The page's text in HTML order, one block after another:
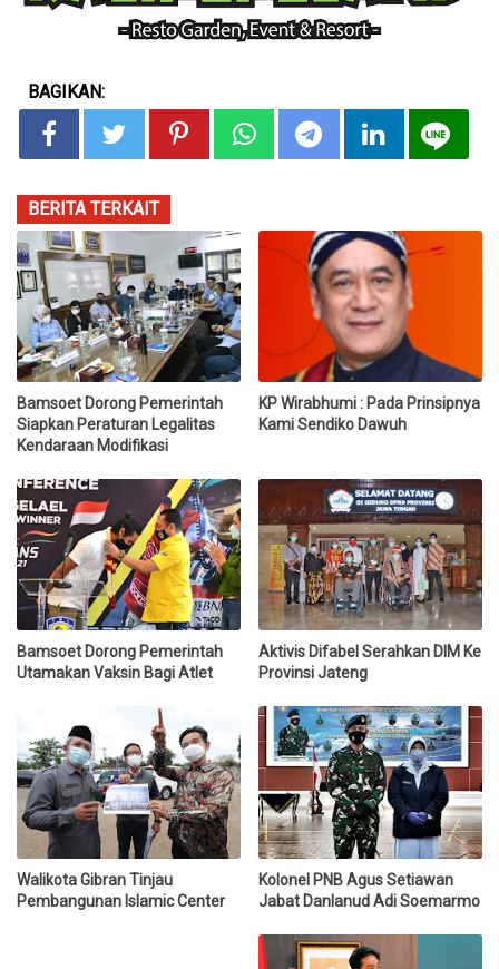
BAGIKAN:
BERITA TERKAIT
Bamsoet Dorong Pemerintah
Siapkan Peraturan Legalitas
Kendaraan Modifikasi
KP Wirabhumi : Pada Prinsipnya
Kami Sendiko Dawuh
Bamsoet Dorong Pemerintah
Utamakan Vaksin Bagi Atlet
Aktivis Difabel Serahkan DIM Ke
Provinsi Jateng
Walikota Gibran Tinjau
Pembangunan Islamic Center
Kolonel PNB Agus Setiawan
Jabat Danlanud Adi Soemarmo